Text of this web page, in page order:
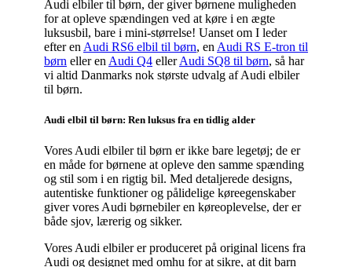
Audi elbiler til børn, der giver børnene muligheden
for at opleve spændingen ved at køre i en ægte
luksusbil, bare i mini-størrelse! Uanset om I leder
efter en Audi RS6 elbil til børn, en Audi RS E-tron til
børn eller en Audi Q4 ellerAudi SQ8 til børn, så har
vi altid Danmarks nok største udvalg af Audi elbiler
til børn.
Audi elbil til børn: Ren luksus fra en tidlig alder
Vores Audi elbiler til børn er ikke bare legetøj; de er
en måde for børnene at opleve den samme spænding
og stil som i en rigtig bil. Med detaljerede designs,
autentiske funktioner og pålidelige køreegenskaber
giver vores Audi børnebiler en køreoplevelse, der er
både sjov, lærerig og sikker.
Vores Audi elbiler er produceret på original licens fra
Audi og designet med omhu for at sikre, at dit barn